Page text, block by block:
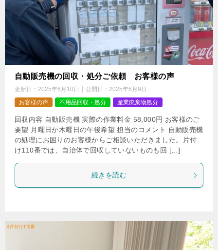
自動販売機の回収・処分ご依頼 お客様の声
更新日： 2025年6月10日 公開日： 2025年6月9日
お客様の声
不用品回収・処分 産業廃棄物処分
回収内容 自動販売機 実際の作業料金 58,000円 お客様のご
要望 月曜日か木曜日の午後希望 担当のコメント 自動販売機
の処理にお困りのお客様からご相談いただきました。片付
け110番では、自治体で回収していないものも回 […]
続きを読む